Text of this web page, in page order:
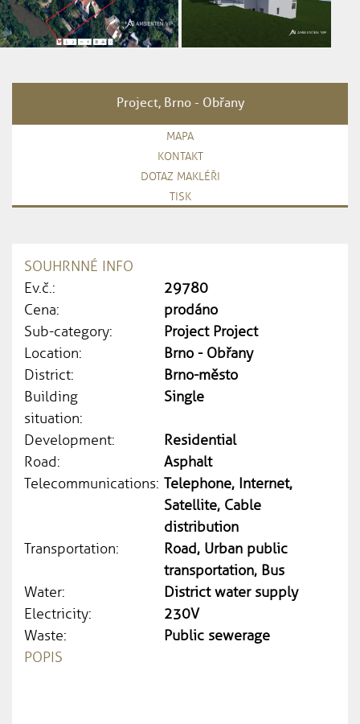
Project, Brno - Obřany
MAPA
KONTAKT
DOTAZ MAKLÉŘI
TISK
SOUHRNNÉ INFO
Ev.č.:
29780
Cena:
prodáno
Sub-category:
Project Project
Location:
Brno - Obřany
District:
Brno-město
Building
situation:
Single
Development:
Residential
Road:
Asphalt
Telecommunications: Telephone, Internet,
Satellite, Cable
distribution
Transportation:
Road, Urban public
transportation, Bus
Water:
District water supply
Electricity:
230V
Waste:
Public sewerage
POPIS